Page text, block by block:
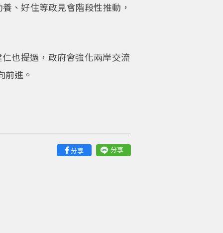
、好住等政見會階段性推動，
也提過，政府會強化兩岸交流
進。
分享 分享